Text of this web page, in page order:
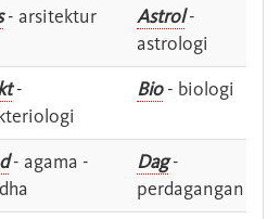
- arsitektur Astrol-
astrologi
-
Bio- biologi
- agama -
Dag-
perdagangan